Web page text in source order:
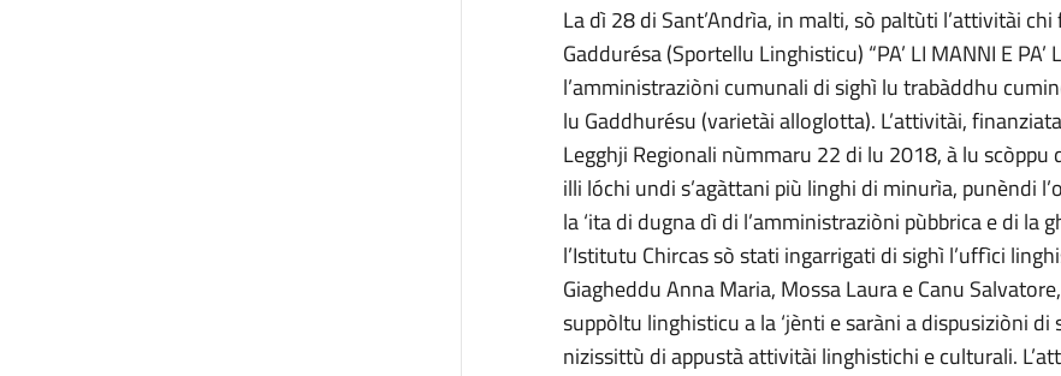
La dì 28 di Sant’Andrìa, in malti, sò paltùti l’attivitài
Gaddurésa (Sportellu Linghisticu) “PA’ LI MANNI E
l’amministraziòni cumunali di sighì lu trabàddhu
lu Gaddhurésu (varietài alloglotta). L’attivitài,
Legghji Regionali nùmmaru 22 di lu 2018, à lu
illi lóchi undi s’agàttani più linghi di minurìa, punèndi
la ‘ita di dugna dì di l’amministraziòni pùbbrica e di la
l’Istitutu Chircas sò stati ingarrigati di sighì l’uffìci
Giagheddu Anna Maria, Mossa Laura e Canu
suppòltu linghisticu a la ‘jènti e saràni a dispusiziòni
nizissittù di appustà attivitài linghistichi e culturali.